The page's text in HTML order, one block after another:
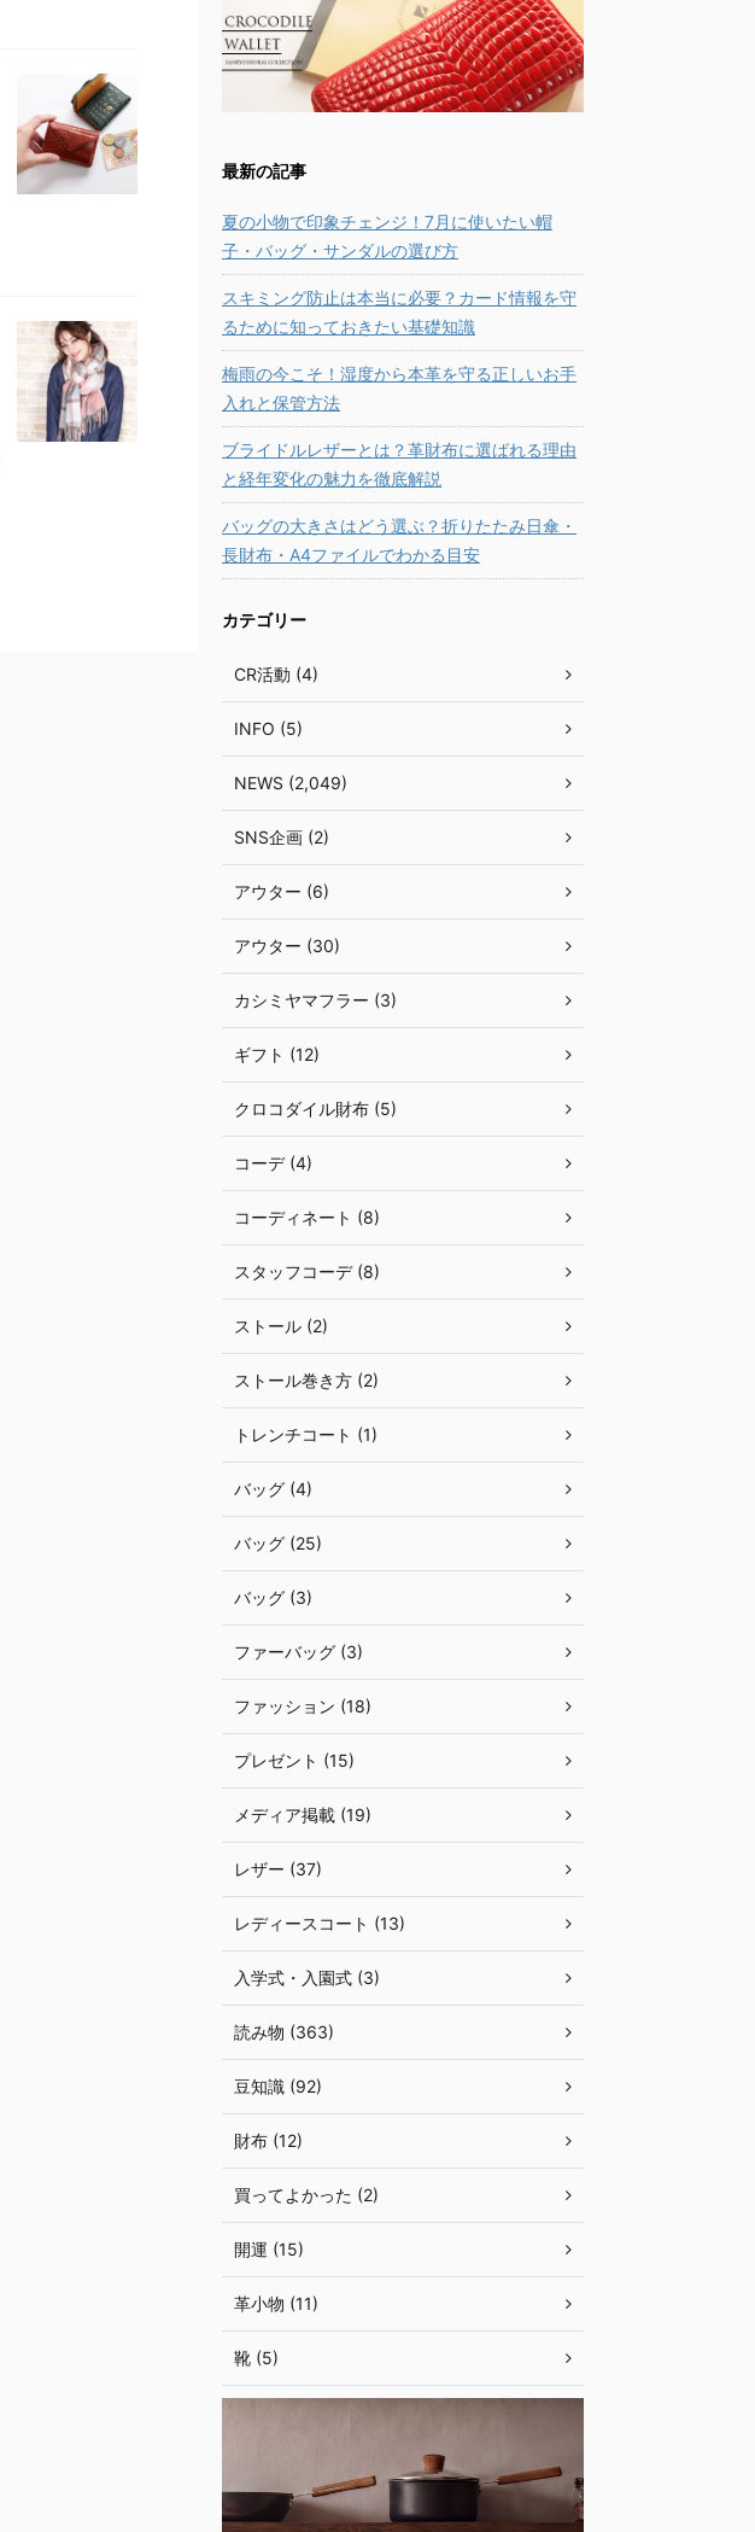
最新の記事
夏の小物で印象チェンジ！7月に使いたい帽
子・バッグ・サンダルの選び方
スキミング防止は本当に必要？カード情報を守
るために知っておきたい基礎知識
梅雨の今こそ！湿度から本革を守る正しいお手
入れと保管方法
ブライドルレザーとは？革財布に選ばれる理由
と経年変化の魅力を徹底解説
バッグの大きさはどう選ぶ？折りたたみ日傘・
長財布・A4ファイルでわかる目安
カテゴリー
CR活動 (4)
INFO (5)
NEWS (2,049)
SNS企画 (2)
アウター (6)
アウター (30)
カシミヤマフラー (3)
ギフト (12)
クロコダイル財布 (5)
コーデ (4)
コーディネート (8)
スタッフコーデ (8)
ストール (2)
ストール巻き方 (2)
トレンチコート (1)
バッグ (4)
バッグ (25)
バッグ (3)
ファーバッグ (3)
ファッション (18)
プレゼント (15)
メディア掲載 (19)
レザー (37)
レディースコート (13)
入学式・入園式 (3)
読み物 (363)
豆知識 (92)
財布 (12)
買ってよかった (2)
開運 (15)
革小物 (11)
靴 (5)